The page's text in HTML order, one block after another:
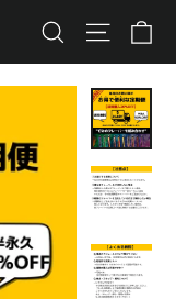
検索 ナビ